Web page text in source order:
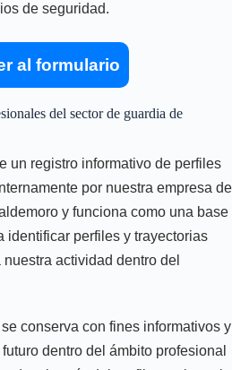
de seguridad.
al formulario
del sector de guardia de
un registro informativo de perfiles
por nuestra empresa de
y funciona como una base
identificar perfiles y trayectorias
actividad dentro del
conserva con fines informativos y
dentro del ámbito profesional